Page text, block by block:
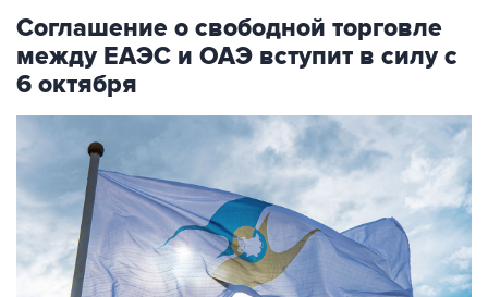
Соглашение о свободной торговле
между ЕАЭС и ОАЭ вступит в силу с
6 октября